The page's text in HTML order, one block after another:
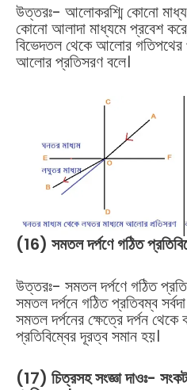
উত্তরঃ- আলোকরশ্মি কোনো
কোনো আলাদা মাধ্যমে প্রবেশ
বিভেদতল থেকে আলোর গতিপথের
আলোর প্রতিসরণ বলে।
(16) সমতল দর্পণে গঠিত
উত্তরঃ- সমতল দর্পণে গঠিত
সমতল দর্পনে গঠিত প্রতিবম্ব
সমতল দর্পনের ক্ষেত্রে দর্পন
প্রতিবিম্বের দূরত্ব সমান হয়।
(17) চিত্রসহ সংজ্ঞা দাওঃ-